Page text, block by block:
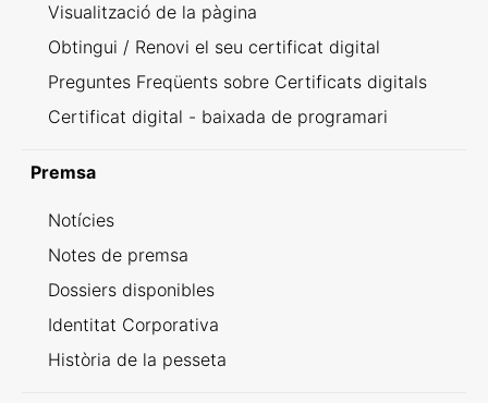
Visualització de la pàgina
Obtingui / Renovi el seu certificat digital
Preguntes Freqüents sobre Certificats digitals
Certificat digital - baixada de programari
Premsa
Notícies
Notes de premsa
Dossiers disponibles
Identitat Corporativa
Història de la pesseta